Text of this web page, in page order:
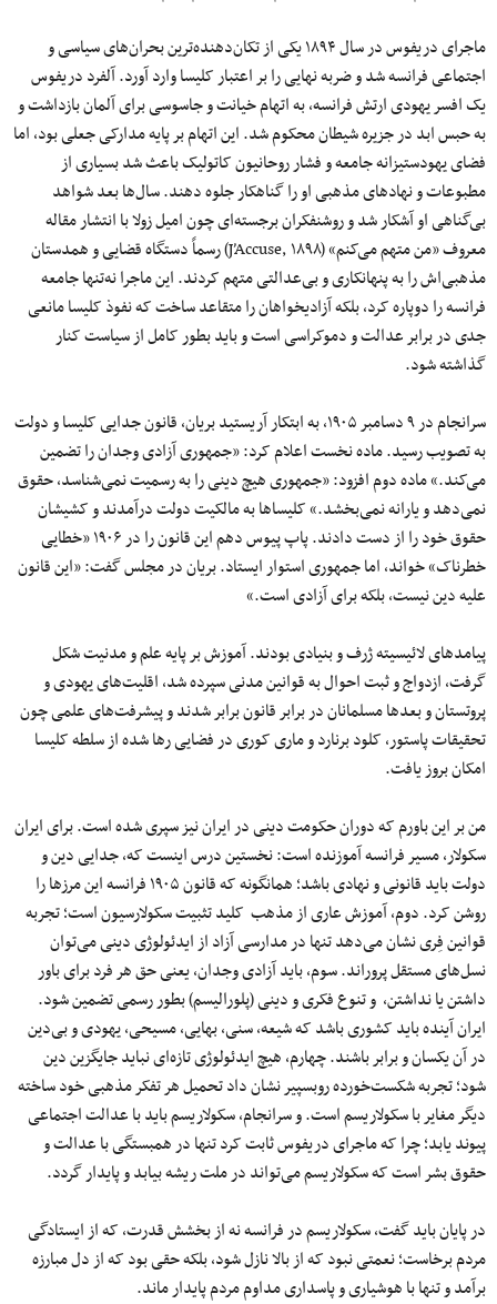
ماجرای دریفوس در سال ۱۸۹۴ یکی از تکان‌دهنده‌ترین بحران‌های سیاسی و
اجتماعی فرانسه شد و ضربه نهایی را بر اعتبار کلیسا وارد آورد. آلفرد دریفوس
یک افسر یهودی ارتش فرانسه، به اتهام خیانت و جاسوسی برای آلمان بازداشت و
به حبس ابد در جزیره شیطان محکوم شد. این اتهام بر پایه مدارکی جعلی بود، اما
فضای یهودستیزانه جامعه و فشار روحانیون کاتولیک باعث شد بسیاری از
مطبوعات و نهادهای مذهبی او را گناهکار جلوه دهند. سال‌ها بعد شواهد
بی‌گناهی او آشکار شد و روشنفکران برجسته‌ای چون امیل زولا با انتشار مقاله
معروف «من متهم می‌کنم» (J’Accuse, ۱۸۹۸) رسماً دستگاه قضایی و همدستان
مذهبی‌اش را به پنهانکاری و بی‌عدالتی متهم کردند. این ماجرا نه‌تنها جامعه
فرانسه را دوپاره کرد، بلکه آزادیخواهان را متقاعد ساخت که نفوذ کلیسا مانعی
جدی در برابر عدالت و دموکراسی است و باید بطور کامل از سیاست کنار
گذاشته شود.
سرانجام در ۹ دسامبر ۱۹۰۵، به ابتکار آریستید بریان، قانون جدایی کلیسا و دولت
به تصویب رسید. ماده نخست اعلام کرد: «جمهوری آزادی وجدان را تضمین
می‌کند.» ماده دوم افزود: «جمهوری هیچ دینی را به رسمیت نمی‌شناسد، حقوق
نمی‌دهد و یارانه نمی‌بخشد.» کلیساها به مالکیت دولت درآمدند و کشیشان
حقوق خود را از دست دادند. پاپ پیوس دهم این قانون را در ۱۹۰۶ «خطایی
خطرناک» خواند، اما جمهوری استوار ایستاد. بریان در مجلس گفت: «این قانون
علیه دین نیست، بلکه برای آزادی است.»
پیامدهای لائیسیته ژرف و بنیادی بودند. آموزش بر پایه علم و مدنیت شکل
گرفت، ازدواج و ثبت احوال به قوانین مدنی سپرده شد، اقلیت‌های یهودی و
پروتستان و بعدها مسلمانان در برابر قانون برابر شدند و پیشرفت‌های علمی چون
تحقیقات پاستور، کلود برنارد و ماری کوری در فضایی رها شده از سلطه کلیسا
امکان بروز یافت.
من بر این باورم که دوران حکومت دینی در ایران نیز سپری شده است. برای ایران
سکولار، مسیر فرانسه آموزنده است: نخستین درس اینست که، جدایی دین و
دولت باید قانونی و نهادی باشد؛ همانگونه که قانون ۱۹۰۵ فرانسه این مرزها را
روشن کرد. دوم، آموزش عاری از مذهب کلید تثبیت سکولارسیون است؛ تجربه
قوانین فِری نشان می‌دهد تنها در مدارسی آزاد از ایدئولوژی دینی می‌توان
نسل‌های مستقل پروراند. سوم، باید آزادی وجدان، یعنی حق هر فرد برای باور
داشتن یا نداشتن، و تنوع فکری و دینی (پلورالیسم) بطور رسمی تضمین شود.
ایران آینده باید کشوری باشد که شیعه، سنی، بهایی، مسیحی، یهودی و بی‌دین
در آن یکسان و برابر باشند. چهارم، هیچ ایدئولوژی تازه‌ای نباید جایگزین دین
شود؛ تجربه شکست‌خورده روبسپیر نشان داد تحمیل هر تفکر مذهبی خود ساخته
دیگر مغایر با سکولاریسم است. و سرانجام، سکولاریسم باید با عدالت اجتماعی
پیوند یابد؛ چرا که ماجرای دریفوس ثابت کرد تنها در همبستگی با عدالت و
حقوق بشر است که سکولاریسم می‌تواند در ملت ریشه‌ بیابد و پایدار گردد.
در پایان باید گفت، سکولاریسم در فرانسه نه از بخشش قدرت، که از ایستادگی
مردم برخاست؛ نعمتی نبود که از بالا نازل شود، بلکه حقی بود که از دل مبارزه
برآمد و تنها با هوشیاری و پاسداری مداوم مردم پایدار ماند.